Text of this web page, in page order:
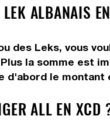
ALBANAIS
des Leks, vous
la somme est
d'abord le
ALL EN